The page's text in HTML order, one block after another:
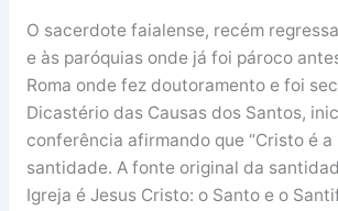
O sacerdote faialense, recém
e às paróquias onde já foi pároco
Roma onde fez doutoramento e foi
Dicastério das Causas dos Santos,
conferência afirmando que “Cristo é a
santidade. A fonte original da
Igreja é Jesus Cristo: o Santo e o